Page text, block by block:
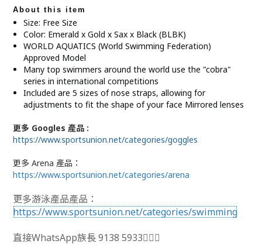
About this item
Size: Free Size
Color: Emerald x Gold x Sax x Black (BLBK)
WORLD AQUATICS (World Swimming Federation)
Approved Model
Many top swimmers around the world use the "cobra"
series in international competitions
Included are 5 sizes of nose straps, allowing for
adjustments to fit the shape of your face Mirrored lenses
更多 Googles 產品 :
https://www.sportsunion.net/categories/goggles
更多 Arena 產品：
https://www.sportsunion.net/categories/arena
更多游泳產品產品：
https://www.sportsunion.net/categories/swimming
直接WhatsApp族長 9138 5933🙆🏻‍♂